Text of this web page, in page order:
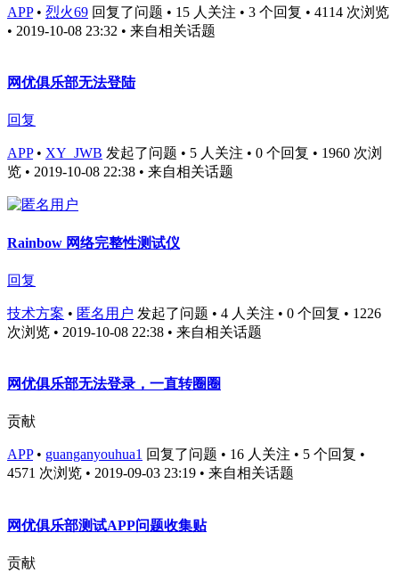
APP• 烈火69 回复了问题 • 15 人关注 • 3 个回复 • 4114 次浏览
• 2019-10-08 23:32 • 来自相关话题
网优俱乐部无法登陆
回复
APP• XY_JWB 发起了问题 • 5 人关注 • 0 个回复 • 1960 次浏
览 • 2019-10-08 22:38 • 来自相关话题
Rainbow 网络完整性测试仪
回复
技术方案 • 匿名用户 发起了问题 • 4 人关注 • 0 个回复 • 1226
次浏览 • 2019-10-08 22:38 • 来自相关话题
网优俱乐部无法登录，一直转圈圈
贡献
APP• guanganyouhua1 回复了问题 • 16 人关注 • 5 个回复 •
4571 次浏览 • 2019-09-03 23:19 • 来自相关话题
网优俱乐部测试APP问题收集贴
贡献